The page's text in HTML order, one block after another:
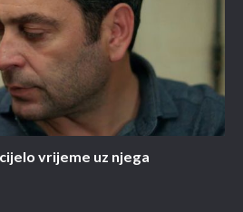
vrijeme uz njega